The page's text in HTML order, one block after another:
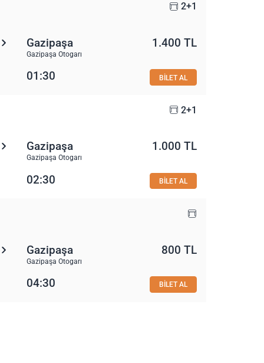
2+1
Gazipaşa
Gazipaşa Otogarı
1.400 TL
01:30 BİLET AL
2+1
Gazipaşa
Gazipaşa Otogarı
1.000 TL
02:30 BİLET AL
Gazipaşa
Gazipaşa Otogarı
800 TL
04:30 BİLET AL